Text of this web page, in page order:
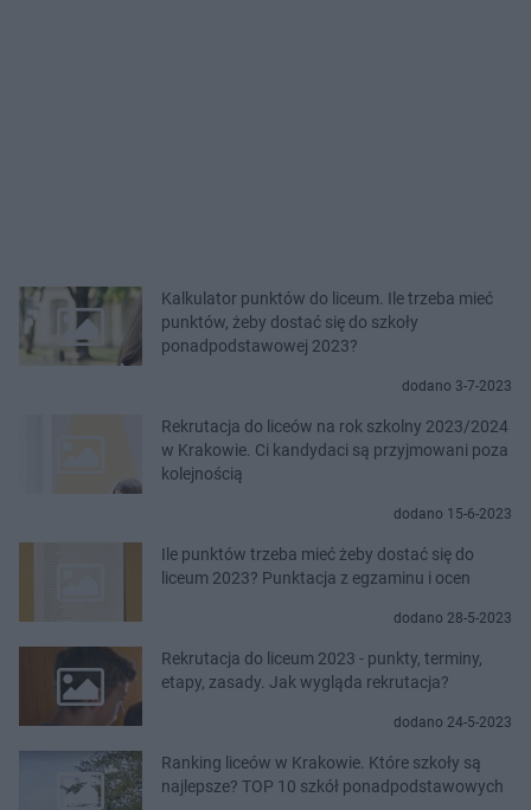
Kalkulator punktów do liceum. Ile trzeba mieć
punktów, żeby dostać się do szkoły
ponadpodstawowej 2023?
dodano 3-7-2023
Rekrutacja do liceów na rok szkolny 2023/2024
w Krakowie. Ci kandydaci są przyjmowani poza
kolejnością
dodano 15-6-2023
Ile punktów trzeba mieć żeby dostać się do
liceum 2023? Punktacja z egzaminu i ocen
dodano 28-5-2023
Rekrutacja do liceum 2023 - punkty, terminy,
etapy, zasady. Jak wygląda rekrutacja?
dodano 24-5-2023
Ranking liceów w Krakowie. Które szkoły są
najlepsze? TOP 10 szkół ponadpodstawowych